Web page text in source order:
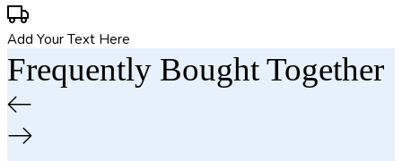
Add Your Text Here
Frequently Bought Together